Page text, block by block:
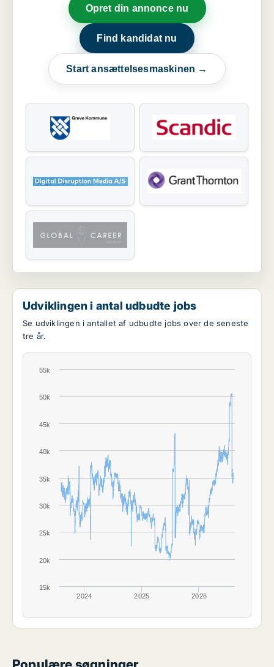
Opret din annonce nu
Find kandidat nu
Start ansættelsesmaskinen →
Udviklingen i antal udbudte jobs
Se udviklingen i antallet af udbudte jobs over de seneste
tre år.
2024 2025 2026
15k
20k
25k
30k
35k
40k
45k
50k
55k